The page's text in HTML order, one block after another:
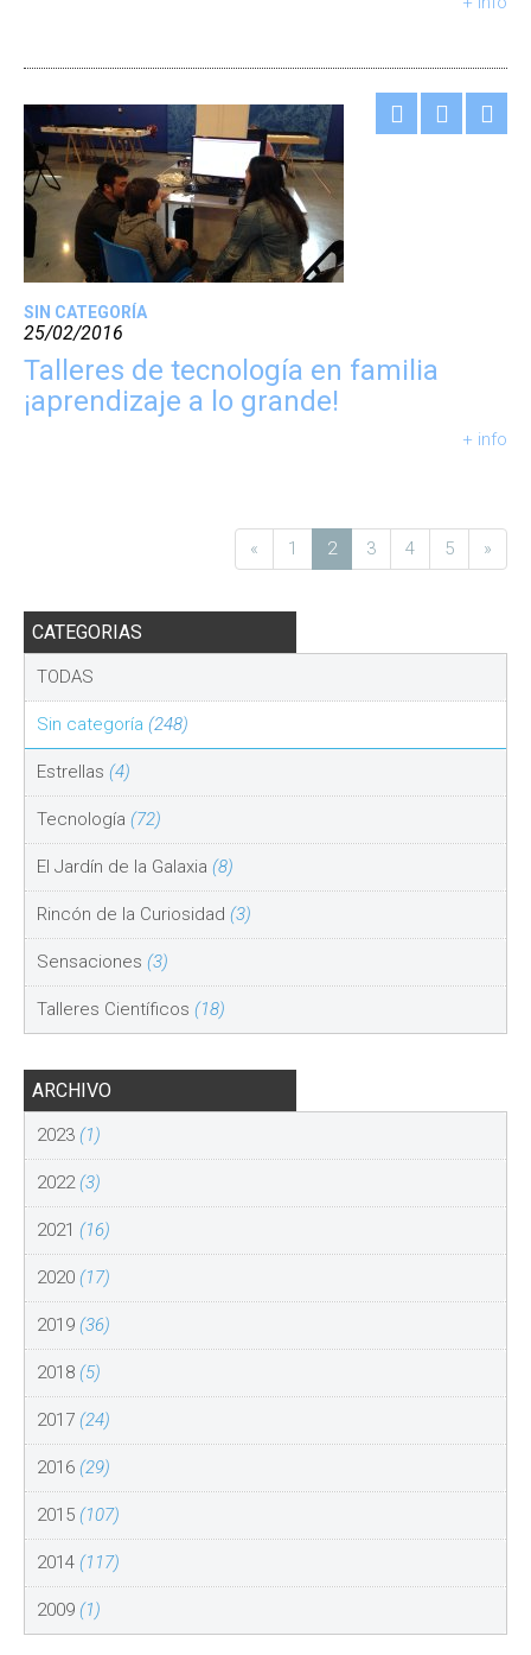
SIN CATEGORÍA
25/02/2016
Talleres de tecnología en familia
¡aprendizaje a lo grande!
+ info
« 1 2 3 4 5 »
CATEGORIAS
TODAS
Sin categoría (248)
Estrellas (4)
Tecnología (72)
El Jardín de la Galaxia (8)
Rincón de la Curiosidad (3)
Sensaciones (3)
Talleres Científicos (18)
ARCHIVO
2023 (1)
2022(3)
2021 (16)
2020 (17)
2019 (36)
2018 (5)
2017 (24)
2016 (29)
2015 (107)
2014 (117)
2009 (1)